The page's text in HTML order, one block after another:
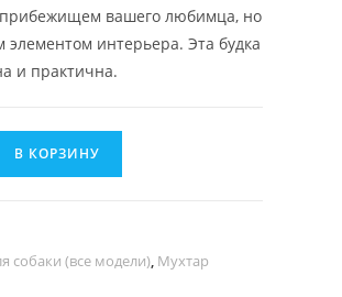
вашего любимца, но
интерьера. Эта будка
и практична.
В КОРЗИНУ
собаки (все модели), Мухтар